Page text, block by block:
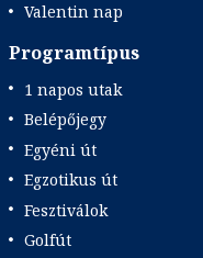
Valentin nap
Programtípus
1 napos utak
Belépőjegy
Egyéni út
Egzotikus út
Fesztiválok
Golfút